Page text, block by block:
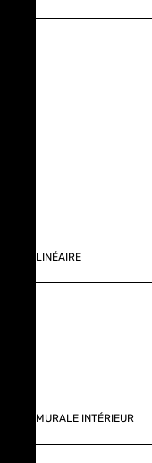
LINÉAIRE
MURALE INTÉRIEUR